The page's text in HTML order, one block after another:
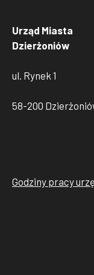
Urząd Miasta
Dzierżoniów
ul. Rynek 1
58-200
Godziny pracy